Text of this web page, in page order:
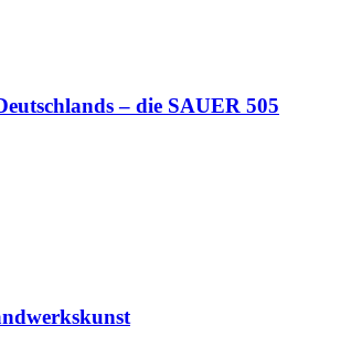
– die SAUER 505